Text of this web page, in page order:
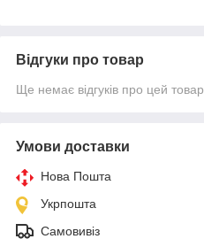
Відгуки про товар
Ще немає відгуків про цей товар
Умови доставки
Нова Пошта
Укрпошта
Самовивіз